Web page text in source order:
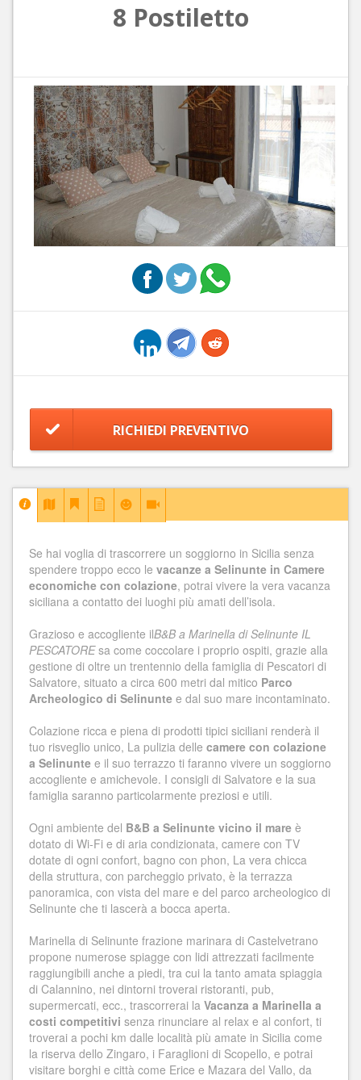
8 Postiletto
RICHIEDI PREVENTIVO
Se hai voglia di trascorrere un soggiorno in Sicilia senza
spendere troppo ecco le vacanze a Selinunte in Camere
economiche con colazione, potrai vivere la vera vacanza
siciliana a contatto dei luoghi più amati dell’isola.
Grazioso e accogliente ilB&B a Marinella di Selinunte IL
PESCATOREsa come coccolare i proprio ospiti, grazie alla
gestione di oltre un trentennio della famiglia di Pescatori di
Salvatore, situato a circa 600 metri dal mitico Parco
Archeologico di Selinunte e dal suo mare incontaminato.
Colazione ricca e piena di prodotti tipici siciliani renderà il
tuo risveglio unico, La pulizia delle camere con colazione
a Selinunte e il suo terrazzo ti faranno vivere un soggiorno
accogliente e amichevole. I consigli di Salvatore e la sua
famiglia saranno particolarmente preziosi e utili.
Ogni ambiente del B&B a Selinunte vicino il mare è
dotato di Wi-Fi e di aria condizionata, camere con TV
dotate di ogni confort, bagno con phon, La vera chicca
della struttura, con parcheggio privato, è la terrazza
panoramica, con vista del mare e del parco archeologico di
Selinunte che ti lascerà a bocca aperta.
Marinella di Selinunte frazione marinara di Castelvetrano
propone numerose spiagge con lidi attrezzati facilmente
raggiungibili anche a piedi, tra cui la tanto amata spiaggia
di Calannino, nei dintorni troverai ristoranti, pub,
supermercati, ecc., trascorrerai la Vacanza a Marinella a
costi competitivi senza rinunciare al relax e al confort, ti
troverai a pochi km dalle località più amate in Sicilia come
la riserva dello Zingaro, i Faraglioni di Scopello, e potrai
visitare borghi e città come Erice e Mazara del Vallo, da